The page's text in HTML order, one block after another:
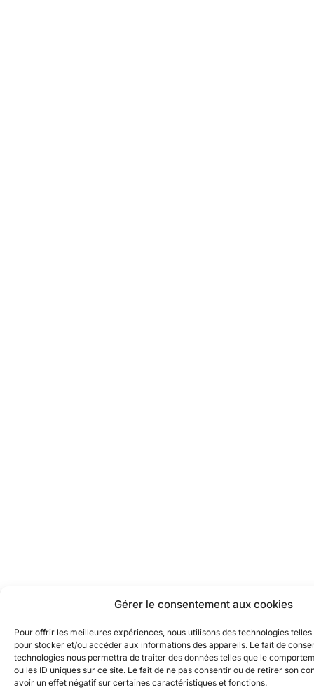
Gérer le consentement aux cookies
Pour offrir les meilleures expériences, nous utilisons des technologies
pour stocker et/ou accéder aux informations des appareils. Le fait de
technologies nous permettra de traiter des données telles que le
ou les ID uniques sur ce site. Le fait de ne pas consentir ou de retirer son
avoir un effet négatif sur certaines caractéristiques et fonctions.